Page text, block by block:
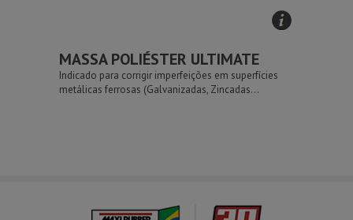
MASSA POLIÉSTER ULTIMATE
Indicado para corrigir imperfeições em superfícies
metálicas ferrosas (Galvanizadas, Zincadas...